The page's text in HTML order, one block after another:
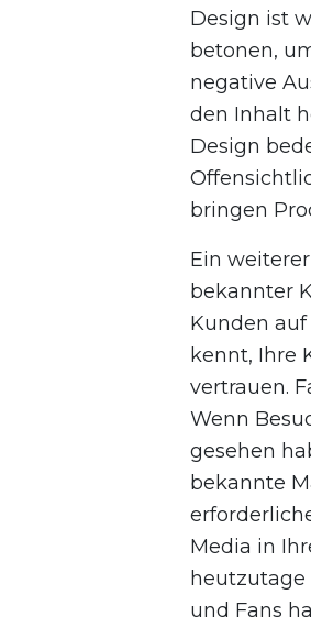
Design ist
betonen,
negative
den Inhalt
Design
bringen
Ein
bekannter
Kunden
kennt, Ihre
vertrauen.
Wenn
gesehen
bekannte
Media in
heutzutage
und Fans